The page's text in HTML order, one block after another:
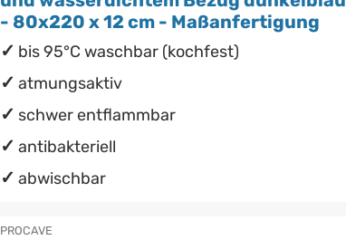
- 80x220 x 12 cm - Maßanfertigung
bis 95°C waschbar (kochfest)
atmungsaktiv
schwer entflammbar
antibakteriell
abwischbar
PROCAVE